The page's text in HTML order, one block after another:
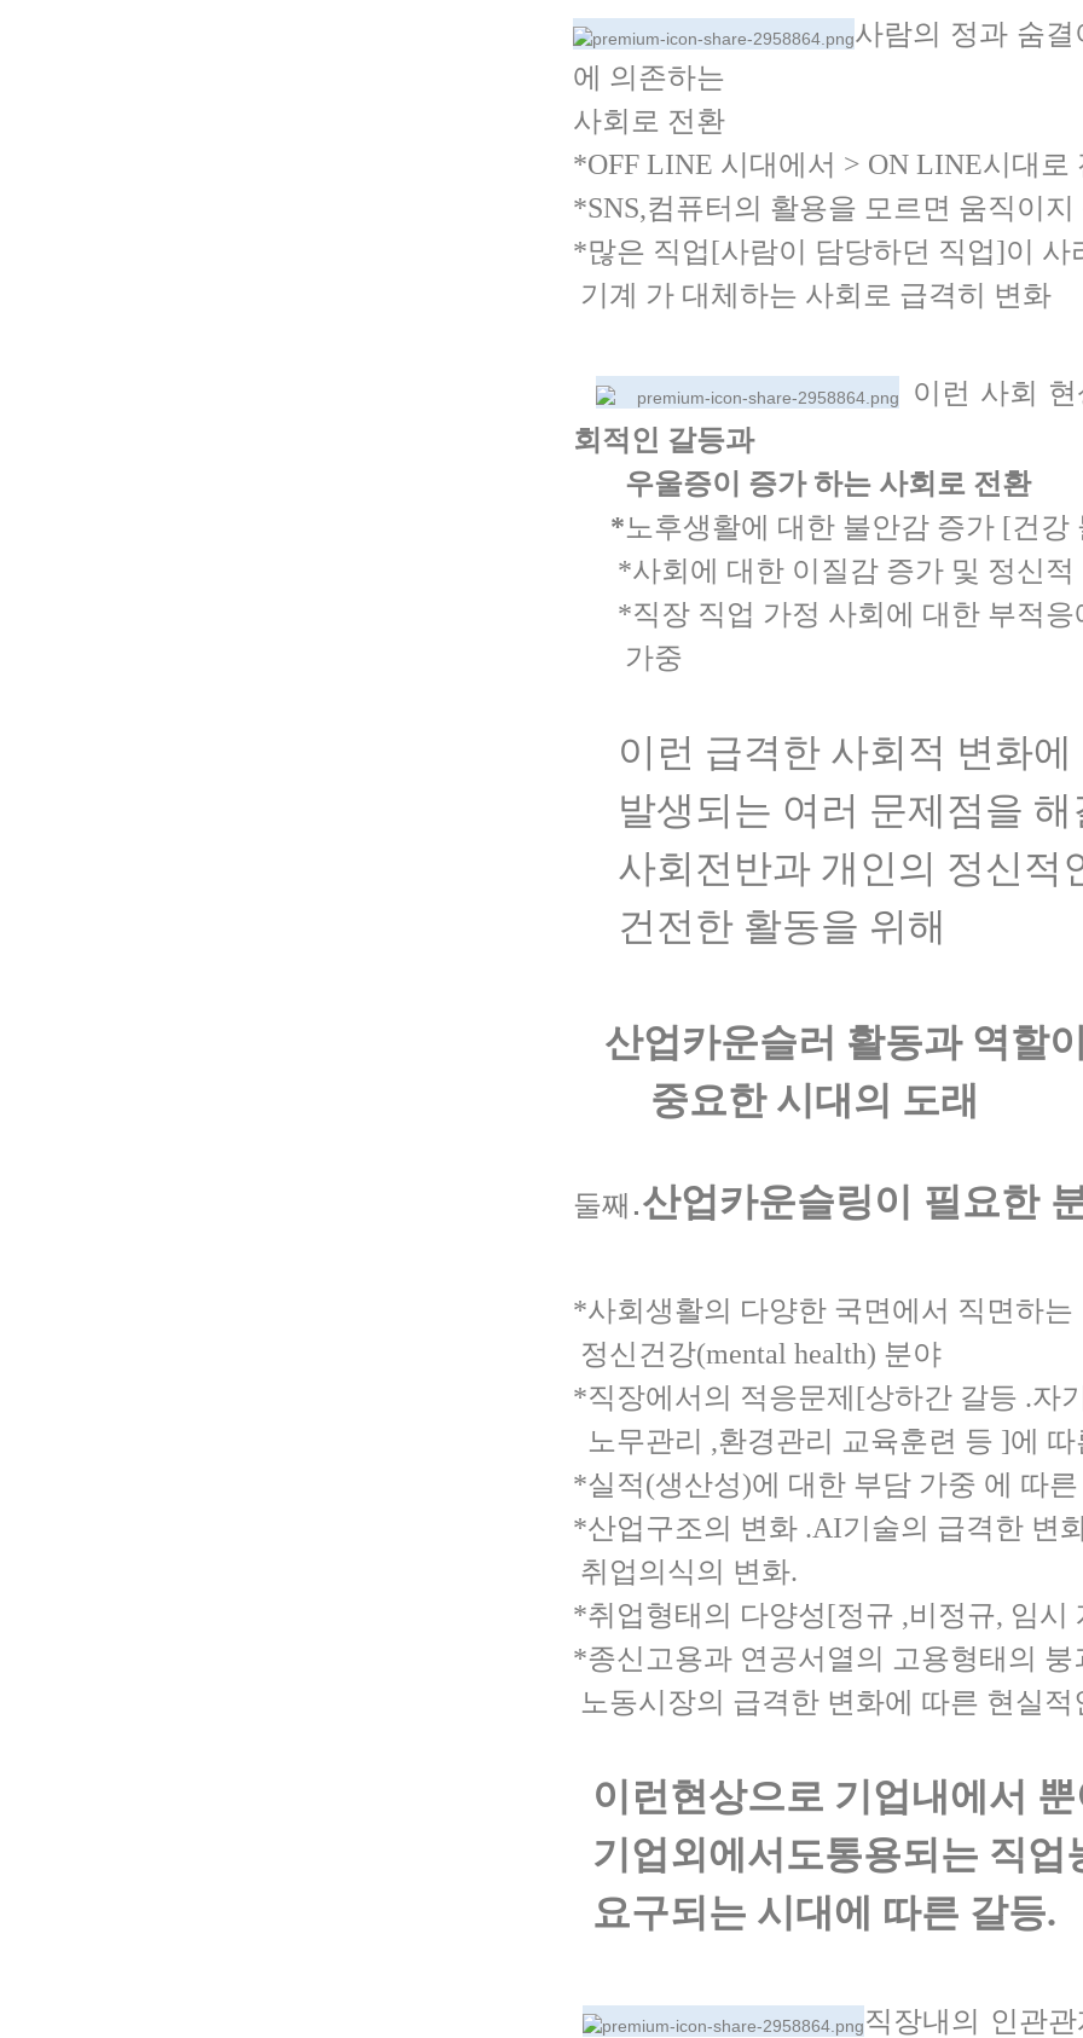
사람의 정과 숨결
에 의존하는
사회로 전환
*OFF LINE 시대에서 > ON LINE시대로
*SNS,컴퓨터의 활용을 모르면 움직이
*많은 직업[사람이 담당하던 직업]이 사
기계 가 대체하는 사회로 급격히 변화
이런 사회
회적인 갈등과
우울증이 증가 하는 사회로 전환
*노후생활에 대한 불안감 증가 [건강
*사회에 대한 이질감 증가 및 정신
*직장 직업 가정 사회에 대한 부적
가중
이런 급격한 사회적 변화에
발생되는 여러 문제점을 해
사회전반과 개인의 정신적
건전한 활동을 위해
산업카운슬러 활동과 역할이
중요한 시대의 도래
둘째 .산업카운슬링이 필요한
*사회생활의 다양한 국면에서 직면하는
정신건강(mental health) 분야
*직장에서의 적응문제[상하간 갈등 .자
노무관리 ,환경관리 교육훈련 등 ]에
*실적(생산성)에 대한 부담 가중 에 따
*산업구조의 변화 .AI기술의 급격한 변
취업의식의 변화.
*취업형태의 다양성[정규 ,비정규, 임시
*종신고용과 연공서열의 고용형태의 붕
노동시장의 급격한 변화에 따른 현실적
이런현상으로 기업내에서
기업외에서도통용되는 직업
요구되는 시대에 따른 갈등.
직장내의 인관